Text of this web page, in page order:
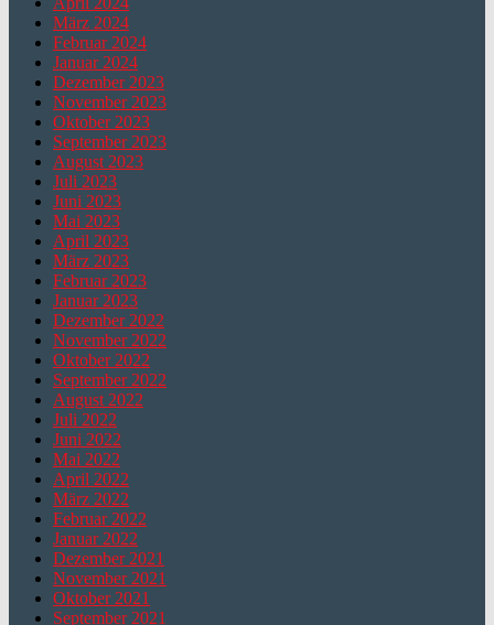
März 2024
Februar 2024
Januar 2024
Dezember 2023
November 2023
Oktober 2023
September 2023
August 2023
Juli 2023
Juni 2023
Mai 2023
April 2023
März 2023
Februar 2023
Januar 2023
Dezember 2022
November 2022
Oktober 2022
September 2022
August 2022
Juli 2022
Juni 2022
Mai 2022
April 2022
März 2022
Februar 2022
Januar 2022
Dezember 2021
November 2021
Oktober 2021
September 2021